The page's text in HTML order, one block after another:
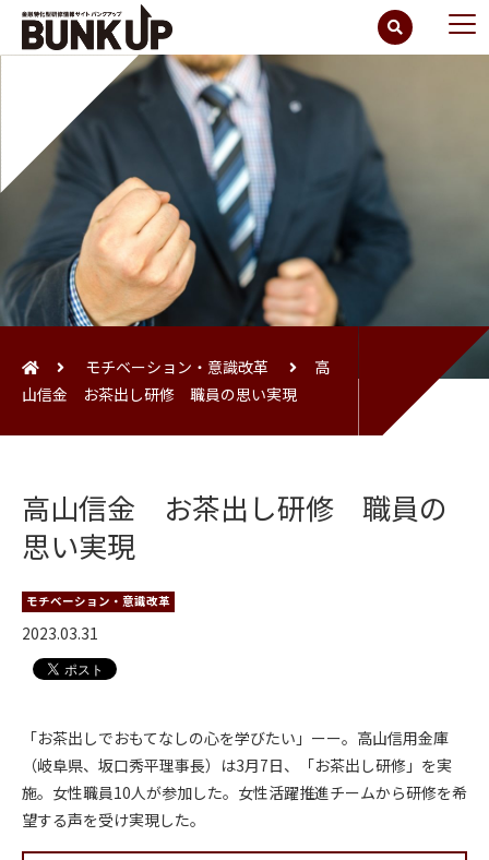
モチベーション・意識改革
高
山信金 お茶出し研修 職員の思い実現
高山信金 お茶出し研修 職員の
思い実現
モチベーション・意識改革
2023.03.31
「お茶出しでおもてなしの心を学びたい」ーー。高山信用金庫
（岐阜県、坂口秀平理事長）は3月7日、「お茶出し研修」を実
施。女性職員10人が参加した。女性活躍推進チームから研修を希
望する声を受け実現した。